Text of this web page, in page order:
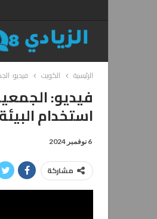
الرئيسية الكويت فيديو:
فيديو:
استخدام
6 نوفمبر 2024
مشاركة